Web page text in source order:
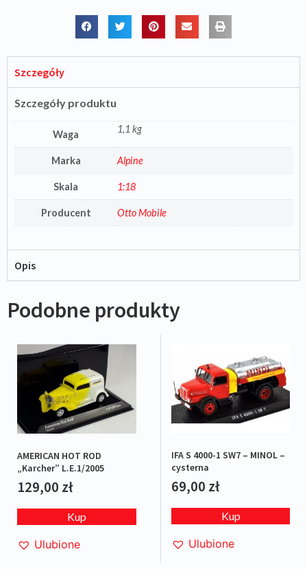
Szczegóły
Szczegóły produktu
Waga 1,1 kg
Marka Alpine
Skala 1:18
Producent Otto Mobile
Opis
Podobne produkty
AMERICAN HOT ROD
„Karcher” L.E.1/2005
129,00 zł
Kup
Ulubione
IFA S 4000-1 SW7 – MINOL –
cysterna
69,00 zł
Kup
Ulubione